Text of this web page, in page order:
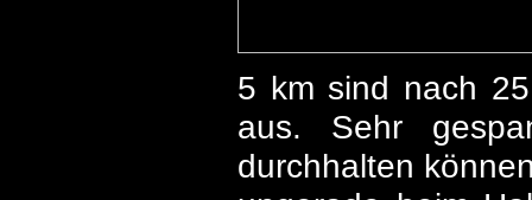
5 km sind nach
aus. Sehr
durchhalten